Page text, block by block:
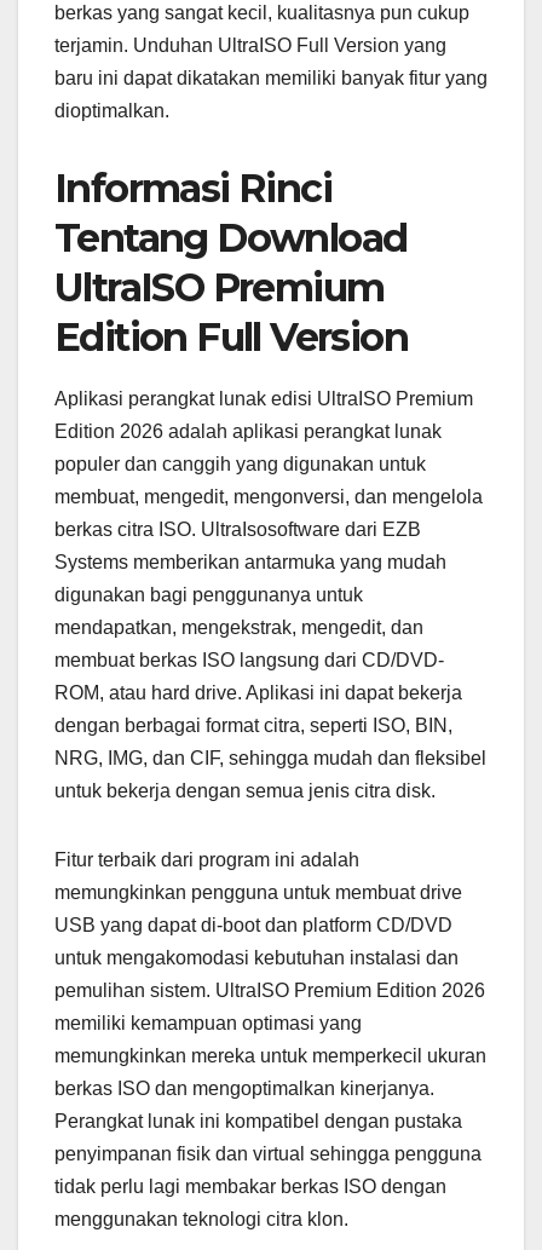
berkas yang sangat kecil, kualitasnya pun cukup
terjamin. Unduhan UltraISO Full Version yang
baru ini dapat dikatakan memiliki banyak fitur yang
dioptimalkan.
Informasi Rinci
Tentang Download
UltraISO Premium
Edition Full Version
Aplikasi perangkat lunak edisi UltraISO Premium
Edition 2026 adalah aplikasi perangkat lunak
populer dan canggih yang digunakan untuk
membuat, mengedit, mengonversi, dan mengelola
berkas citra ISO. UltraIsosoftware dari EZB
Systems memberikan antarmuka yang mudah
digunakan bagi penggunanya untuk
mendapatkan, mengekstrak, mengedit, dan
membuat berkas ISO langsung dari CD/DVD-
ROM, atau hard drive. Aplikasi ini dapat bekerja
dengan berbagai format citra, seperti ISO, BIN,
NRG, IMG, dan CIF, sehingga mudah dan fleksibel
untuk bekerja dengan semua jenis citra disk.
Fitur terbaik dari program ini adalah
memungkinkan pengguna untuk membuat drive
USB yang dapat di-boot dan platform CD/DVD
untuk mengakomodasi kebutuhan instalasi dan
pemulihan sistem. UltraISO Premium Edition 2026
memiliki kemampuan optimasi yang
memungkinkan mereka untuk memperkecil ukuran
berkas ISO dan mengoptimalkan kinerjanya.
Perangkat lunak ini kompatibel dengan pustaka
penyimpanan fisik dan virtual sehingga pengguna
tidak perlu lagi membakar berkas ISO dengan
menggunakan teknologi citra klon.